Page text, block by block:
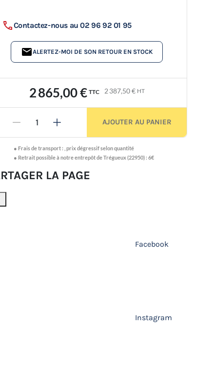
Contactez-nous au 02 96 92 01 95
ALERTEZ-MOI DE SON RETOUR EN STOCK
2 865,00 € TTC 2 387,50 € HT
- + AJOUTER AU PANIER
●Frais de transport : ,prix dégressif selon quantité
● Retrait possible à notre entrepôt de Trégueux (22950) : 6€
LA PAGE
Facebook
Instagram